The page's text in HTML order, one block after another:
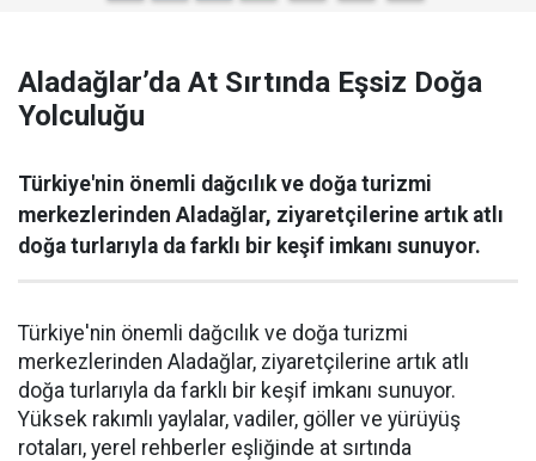
Aladağlar’da At Sırtında Eşsiz Doğa
Yolculuğu
Türkiye'nin önemli dağcılık ve doğa turizmi
merkezlerinden Aladağlar, ziyaretçilerine artık atlı
doğa turlarıyla da farklı bir keşif imkanı sunuyor.
Türkiye'nin önemli dağcılık ve doğa turizmi
merkezlerinden Aladağlar, ziyaretçilerine artık atlı
doğa turlarıyla da farklı bir keşif imkanı sunuyor.
Yüksek rakımlı yaylalar, vadiler, göller ve yürüyüş
rotaları, yerel rehberler eşliğinde at sırtında